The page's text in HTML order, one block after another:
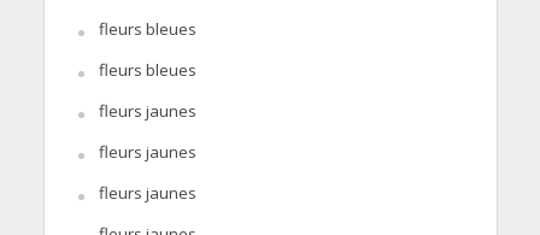
fleurs bleues
fleurs bleues
fleurs jaunes
fleurs jaunes
fleurs jaunes